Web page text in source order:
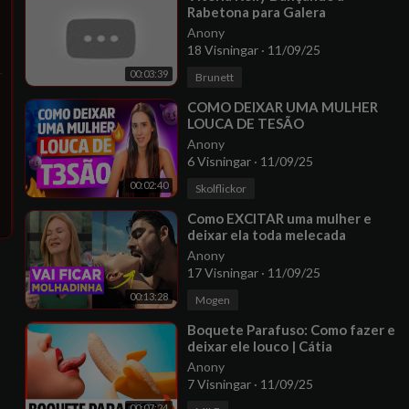
00:03:39
Rabetona para Galera
Anony
18 Visningar · 11/09/25
Brunett
00:02:40
⁣COMO DEIXAR UMA MULHER
LOUCA DE TESÃO
Anony
6 Visningar · 11/09/25
Skolflickor
00:13:28
⁣Como EXCITAR uma mulher e
deixar ela toda melecada
Anony
17 Visningar · 11/09/25
Mogen
⁣Boquete Parafuso: Como fazer e
deixar ele louco | Cátia
Damasceno
Anony
7 Visningar · 11/09/25